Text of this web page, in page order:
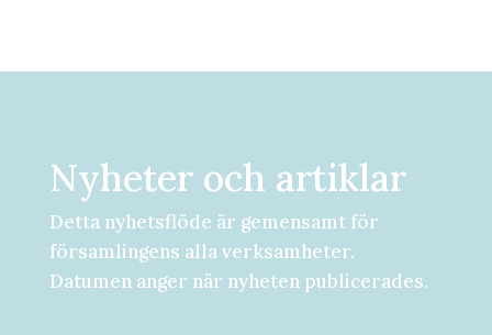
Nyheter och artiklar
Detta nyhetsflöde är gemensamt för
församlingens alla verksamheter.
Datumen anger när nyheten publicerades.